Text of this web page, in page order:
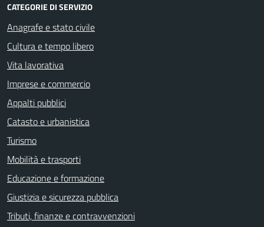
CATEGORIE DI SERVIZIO
Anagrafe e stato civile
Cultura e tempo libero
Vita lavorativa
Imprese e commercio
Appalti pubblici
Catasto e urbanistica
Turismo
Mobilità e trasporti
Educazione e formazione
Giustizia e sicurezza pubblica
Tributi, finanze e contravvenzioni